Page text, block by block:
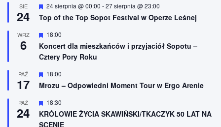
ż
n
o
n
e
SIE
24
W
r
ż
n
o
e
24 sierpnia @ 00:00 -27 sierpnia @ 23:00
Top of the Top Sopot Festival w Operze Leśnej
WRZ
6
W
r
ó
n
o
e
18:00
Koncert dla mieszkańców i przyjaciół Sopotu –
Cztery Pory Roku
PAŹ
17
W
r
ż
n
i
18:00
Mrozu – Odpowiedni Moment Tour w Ergo Arenie
PAŹ
24
W
y
r
ó
18:30
KRÓLOWIE ŻYCIA SKAWIŃSKI/TKACZYK 50 LAT NA
SCENIE